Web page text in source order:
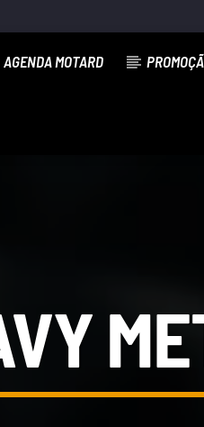
AGENDA MOTARD